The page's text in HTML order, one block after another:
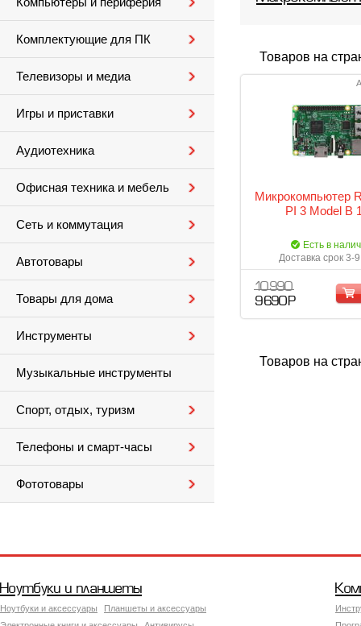
Комплектующие для ПК
Телевизоры и медиа
Игры и приставки
Аудиотехника
Офисная техника и мебель
Сеть и коммутация
Автотовары
Товары для дома
Инструменты
Музыкальные инструменты
Спорт, отдых, туризм
Телефоны и смарт-часы
Фототовары
Товаров на
Микрокомпьютер
PI 3 Model B
Есть в
Доставка срок 3-
10 990
9 690 Р
Товаров на
Ноутбуки и планшеты
Ноутбуки и аксессуары
Планшеты и аксессуары